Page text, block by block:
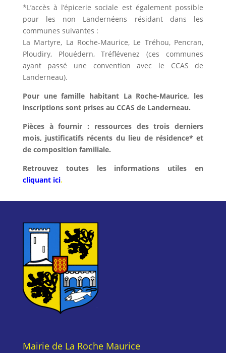
*L’accès à l’épicerie sociale est également possible
pour les non Landernéens résidant dans les
communes suivantes :
La Martyre, La Roche-Maurice, Le Tréhou, Pencran,
Ploudiry, Plouédern, Tréflévenez (ces communes
ayant passé une convention avec le CCAS de
Landerneau).
Pour une famille habitant La Roche-Maurice, les
inscriptions sont prises au CCAS de Landerneau.
Pièces à fournir : ressources des trois derniers
mois, justificatifs récents du lieu de résidence* et
de composition familiale.
Retrouvez toutes les informations utiles en
cliquant ici.
Mairie de La Roche Maurice